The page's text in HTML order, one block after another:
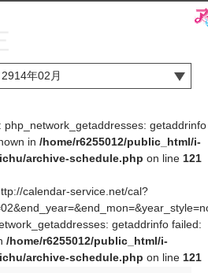
ー
ン
2914年02月
php_network_getaddresses: getaddrinfo
in /home/r6255012/public_html/i-
archive-schedule.php on line 121
calendar-service.net/cal?
getaddrinfo failed:
/home/r6255012/public_html/i-
archive-schedule.php on line 121